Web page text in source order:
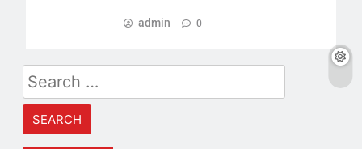
admin 0
Search
for: